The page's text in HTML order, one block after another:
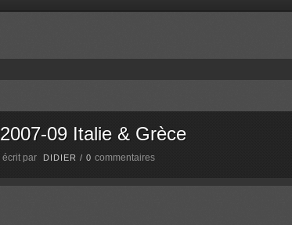
2007-09 Italie & Grèce
écrit par DIDIER / 0 commentaires